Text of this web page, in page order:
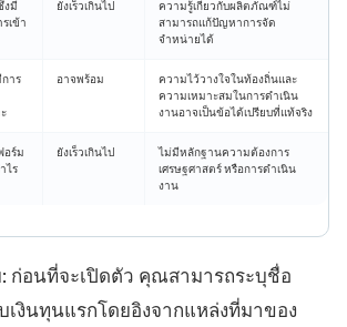
งมี
เข้า
ยังเร็วเกินไป
ความรู้เกี่ยวกับผลิตภัณฑ์ไม่
สามารถแก้ปัญหาการจัด
จำหน่ายได้
าร
อาจพร้อม
ความไว้วางใจในท้องถิ่นและ
ความเหมาะสมในการดำเนิน
งานอาจเป็นข้อได้เปรียบที่แท้จริง
อร์ม
ไร
ยังเร็วเกินไป
ไม่มีหลักฐานความต้องการ
เศรษฐศาสตร์ หรือการดำเนิน
งาน
ก่อนที่จะเปิดตัว คุณสามารถระบุชื่อ
งินทุนแรกโดยอิงจากแหล่งที่มาของ